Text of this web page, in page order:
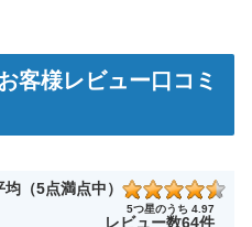
客様レビュー口コミ
（5点満点中）
5つ星のうち 4.97
レビュー数64件